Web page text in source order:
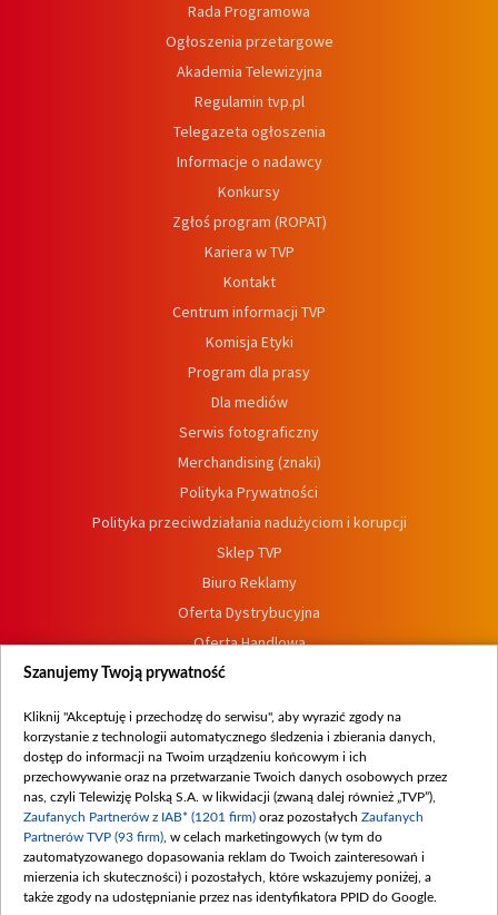
Rada Programowa
Ogłoszenia przetargowe
Akademia Telewizyjna
Regulamin tvp.pl
Telegazeta ogłoszenia
Informacje o nadawcy
Konkursy
Zgłoś program (ROPAT)
Kariera w TVP
Kontakt
Centrum informacji TVP
Komisja Etyki
Program dla prasy
Dla mediów
Serwis fotograficzny
Merchandising (znaki)
Polityka Prywatności
Polityka przeciwdziałania nadużyciom i korupcji
Sklep TVP
Biuro Reklamy
Oferta Dystrybucyjna
Oferta Handlowa
Dostępność
Procedura zgłoszeń wewnętrznych
Szanujemy Twoją prywatność
Kliknij "Akceptuję i przechodzę do serwisu", aby wyrazić zgody na
korzystanie z technologii automatycznego śledzenia i zbierania danych,
dostęp do informacji na Twoim urządzeniu końcowym i ich
przechowywanie oraz na przetwarzanie Twoich danych osobowych przez
nas, czyli Telewizję Polską S.A. w likwidacji (zwaną dalej również „TVP”),
Zaufanych Partnerów z IAB* (1201 firm) oraz pozostałych Zaufanych
Partnerów TVP (93 firm) , w celach marketingowych (w tym do
zautomatyzowanego dopasowania reklam do Twoich zainteresowań i
mierzenia ich skuteczności) i pozostałych, które wskazujemy poniżej, a
także zgody na udostępnianie przez nas identyfikatora PPID do Google.